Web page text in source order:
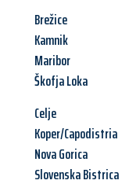
Brežice
Kamnik
Maribor
Škofja Loka
Celje
Koper/Capodistria
Nova Gorica
Slovenska Bistrica